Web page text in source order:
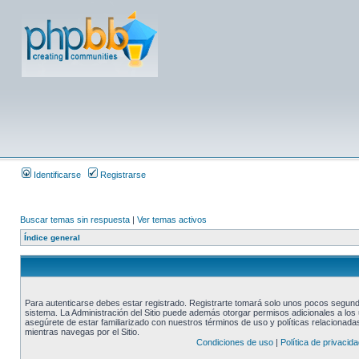
Identificarse Registrarse
Buscar temas sin respuesta | Ver temas activos
Índice general
Para autenticarse debes estar registrado. Registrarte tomará solo unos pocos
sistema. La Administración del Sitio puede además otorgar permisos adicionales a
asegúrete de estar familiarizado con nuestros términos de uso y políticas
mientras navegas por el Sitio.
Condiciones de uso| Política de